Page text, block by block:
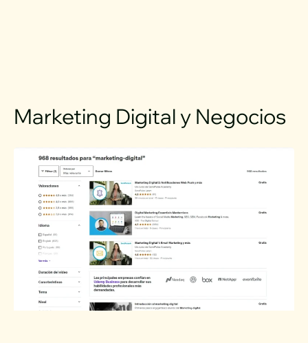
Marketing Digital y Negocios